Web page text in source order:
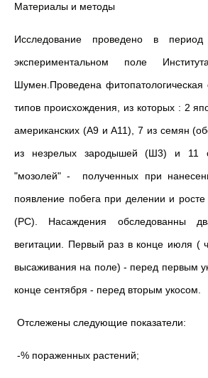
Материалы и методы
Исследование проведено в
экспериментальном поле
Шумен.Проведена фитопатологическая
типов происхождения, из которых : 2
американских (А9 и А11), 7 из семян
из незрелых зародышей (Ш3) и 11
"мозолей" - полученных при
появление побега при делении и росте
(РС). Насаждения обследованны
вегитации. Первый раз в конце июля (
высаживания на поле) - перед первым
конце сентября - перед вторым укосом.
Отслежены следующие показатели:
-% пораженных растений;